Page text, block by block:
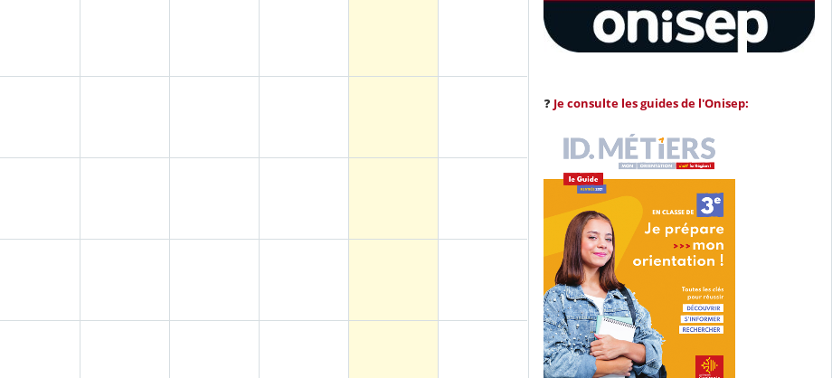
❓ Je consulte les guides de l'Onisep: